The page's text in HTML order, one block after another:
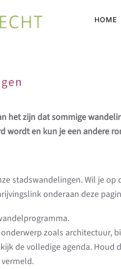
HOME
het zijn dat sommige
wordt en kun je een andere
stadswandelingen. Wil je
onderaan deze
zoals architectuur,
de volledige agenda.